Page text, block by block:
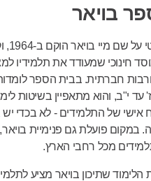
בויאר
בית הספר
חינוכי שמעודד את תלמידיו
חברתית. בבית הספר
י"ב, והוא מתאפיין בשיטות
אישי של התלמידים - לא בכדי יש
במקום פועלת גם פנימיית בויאר,
מכל רחבי הארץ.
שתיכון בויאר מציע